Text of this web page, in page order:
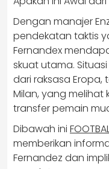
Dengan manajer
pendekatan taktis
Fernandex
skuat utama.
dari raksasa
Milan, yang
transfer pemain
Dibawah ini
memberikan
Fernandez dan